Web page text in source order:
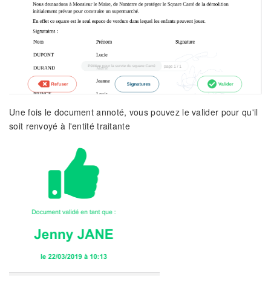
Une fois le document annoté, vous pouvez le valider pour qu'il
soit renvoyé à l'entité traitante